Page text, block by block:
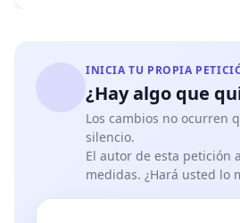
INICIA TU PROPIA
¿Hay algo que
Los cambios no ocurren
silencio.
El autor de esta petición
medidas. ¿Hará usted lo